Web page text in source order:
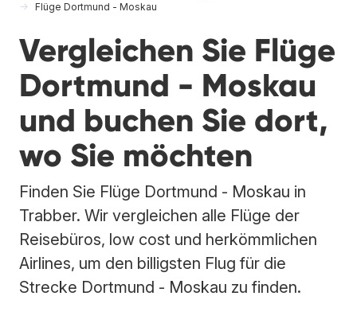
Flüge Dortmund - Moskau
Vergleichen Sie Flüge
Dortmund - Moskau
und buchen Sie dort,
wo Sie möchten
Finden Sie Flüge Dortmund - Moskau in
Trabber. Wir vergleichen alle Flüge der
Reisebüros, low cost und herkömmlichen
Airlines, um den billigsten Flug für die
Strecke Dortmund - Moskau zu finden.